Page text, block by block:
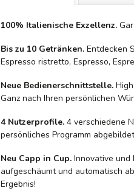
100% Italienische Exzellenz.
Bis zu 10 Getränken. Entdecken
Espresso ristretto, Espresso,
Neue Bedienerschnittstelle.
Ganz nach Ihren persönlichen
4 Nutzerprofile. 4 verschiedene
persönliches Programm
Neu Capp in Cup. Innovative und
aufgeschäumt und automatisch
Ergebnis!